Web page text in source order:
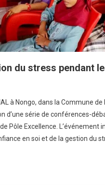
du stress pendant
à Nongo, dans la Commune
d’une série de conférences-
Pôle Excellence. L’événement
en soi et de la gestion du